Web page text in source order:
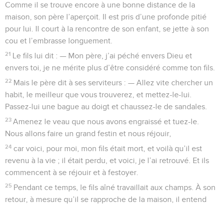
Comme il se trouve encore à une bonne distance de la
maison, son père l’aperçoit. Il est pris d’une profonde pitié
pour lui. Il court à la rencontre de son enfant, se jette à son
cou et l’embrasse longuement.
21 Le fils lui dit : — Mon père, j’ai péché envers Dieu et
envers toi, je ne mérite plus d’être considéré comme ton fils.
22 Mais le père dit à ses serviteurs : — Allez vite chercher un
habit, le meilleur que vous trouverez, et mettez-le-lui.
Passez-lui une bague au doigt et chaussez-le de sandales.
23 Amenez le veau que nous avons engraissé et tuez-le.
Nous allons faire un grand festin et nous réjouir,
24 car voici, pour moi, mon fils était mort, et voilà qu’il est
revenu à la vie ; il était perdu, et voici, je l’ai retrouvé. Et ils
commencent à se réjouir et à festoyer.
25 Pendant ce temps, le fils aîné travaillait aux champs. À son
retour, à mesure qu’il se rapproche de la maison, il entend